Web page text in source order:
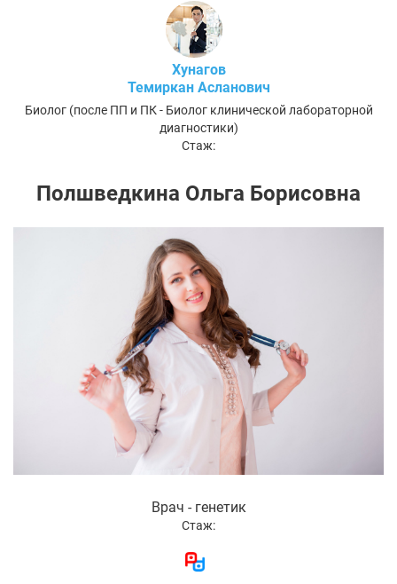
Хунагов
Темиркан Асланович
Биолог (после ПП и ПК - Биолог клинической лабораторной
диагностики)
Стаж:
Полшведкина Ольга Борисовна
Врач - генетик
Стаж: